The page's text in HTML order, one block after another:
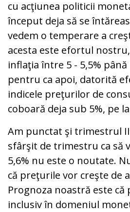
cu acţiunea politicii
început deja să se
vedem o temperare a
acesta este efortul
inflaţia între 5 - 5,5%
pentru ca apoi, datorită
indicele preţurilor de
coboară deja sub 5%, pe
Am punctat şi trimestrul
sfârşit de trimestru ca să
5,6% nu este o noutate.
că preţurile vor creşte de
Prognoza noastră este
inclusiv în domeniul